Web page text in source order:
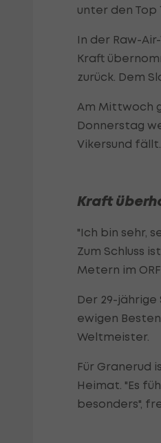
unter den Top
In der Raw-
Kraft
zurück. Dem
Am Mittwoch
Donnerstag
Vikersund fällt.
Kraft
"Ich bin sehr,
Zum Schluss
Metern im
Der 29-
ewigen
Weltmeister.
Für Granerud
Heimat. "Es
besonders",